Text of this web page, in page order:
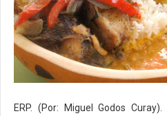
ERP. (Por: Miguel Godos